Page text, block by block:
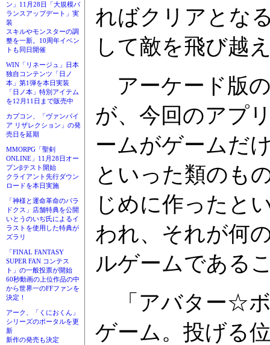
ン」11月28日「大規模バ
ランスアップデート」実
装
スキルやモンスターの調
整を一新。10周年イベン
トも同日開催
WIN「リネージュ」日本
独自コンテンツ「日ノ
本」第1弾を本日実装
「日ノ本」特別アイテム
を12月11日まで販売中
カプコン、「ヴァンパイ
ア リザレクション」の発
売日を延期
MMORPG「聖剣
ONLINE」11月28日オー
プンβテスト開始
クライアント先行ダウン
ロードを本日実施
「神様と運命革命のパラ
ドクス」店舗特典を公開
いとうのいぢ氏によるイ
ラストを使用した特典が
ズラリ
「FINAL FANTASY
SUPER FAN コンテス
ト」の一般投票が開始
60秒動画の上位作品の中
から世界一のFFファンを
決定！
アーク、「くにおくん」
シリーズのポータルを更
新
新作の発売も決定
ればクリアとな
して敵を飛び越
アーケード版
が、今回のアプ
ームがゲームだ
といった類のも
じめに作ったと
われ、それが何
ルゲームである
「アバター☆ボ
ゲーム。投げる